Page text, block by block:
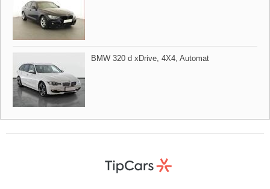
BMW 320 d xDrive,​ 4X4,​ Automat